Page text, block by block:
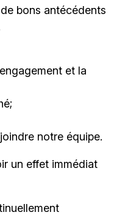
bons antécédents
et la
notre équipe.
un effet immédiat